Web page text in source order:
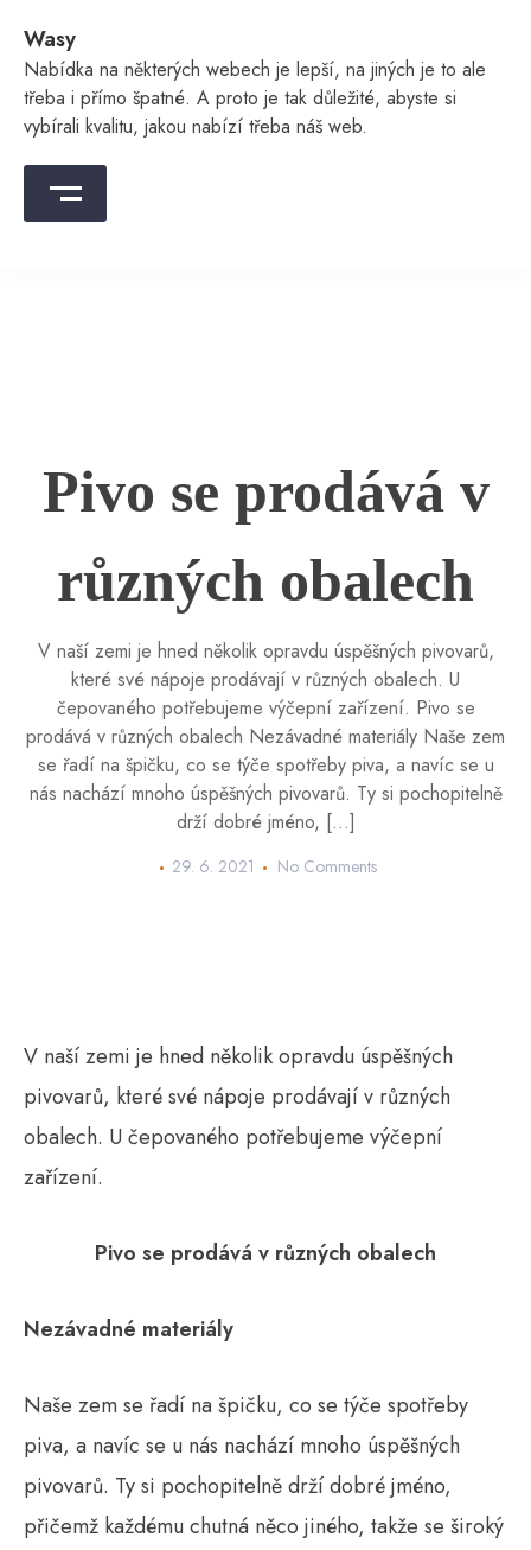
content
Wasy
Nabídka na některých webech je lepší, na jiných je to ale
třeba i přímo špatné. A proto je tak důležité, abyste si
vybírali kvalitu, jakou nabízí třeba náš web.
Pivo se prodává v
různých obalech
V naší zemi je hned několik opravdu úspěšných pivovarů,
které své nápoje prodávají v různých obalech. U
čepovaného potřebujeme výčepní zařízení. Pivo se
prodává v různých obalech Nezávadné materiály Naše zem
se řadí na špičku, co se týče spotřeby piva, a navíc se u
nás nachází mnoho úspěšných pivovarů. Ty si pochopitelně
drží dobré jméno, […]
29. 6. 2021 No Comments
V naší zemi je hned několik opravdu úspěšných
pivovarů, které své nápoje prodávají v různých
obalech. U čepovaného potřebujeme výčepní
zařízení.
Pivo se prodává v různých obalech
Nezávadné materiály
Naše zem se řadí na špičku, co se týče spotřeby
piva, a navíc se u nás nachází mnoho úspěšných
pivovarů. Ty si pochopitelně drží dobré jméno,
přičemž každému chutná něco jiného, takže se široký